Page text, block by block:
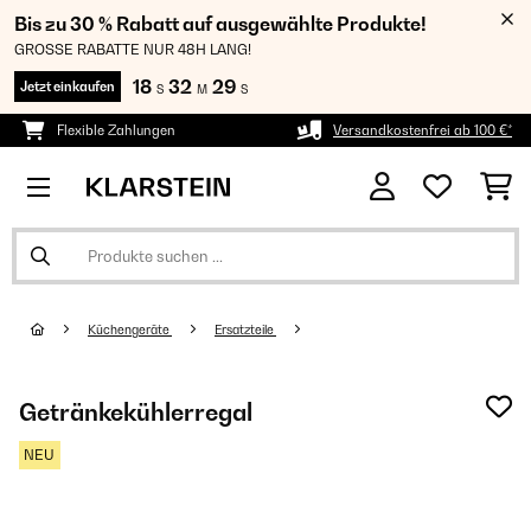
Bis zu 30 % Rabatt auf ausgewählte Produkte!
GROSSE RABATTE NUR 48H LANG!
Jetzt einkaufen 18 S 32 M 29 S
Flexible Zahlungen Versandkostenfrei ab 100 €*
Küchengeräte Ersatzteile
Getränkekühlerregal
NEU